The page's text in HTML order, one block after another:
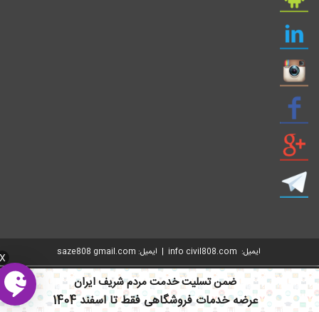
ضمن تسلیت خدمت مردم شریف ایران
عرضه خدمات فروشگاهی فقط تا اسفند 1404
ایمیل: info civil808.com | ایمیل: saze808 gmail.com